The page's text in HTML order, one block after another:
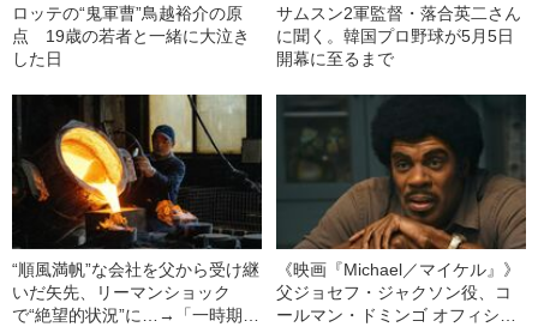
ロッテの“鬼軍曹”鳥越裕介の原
点 19歳の若者と一緒に大泣き
した日
サムスン2軍監督・落合英二さん
に聞く。韓国プロ野球が5月5日
開幕に至るまで
“順風満帆”な会社を父から受け継
いだ矢先、リーマンショック
で“絶望的状況”に…→「一時期は
《映画『Michael／マイケル』》
父ジョセフ・ジャクソン役、コ
ールマン・ドミンゴ オフィシャ